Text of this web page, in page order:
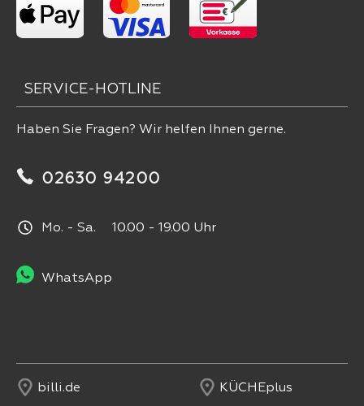
SERVICE-HOTLINE
Haben Sie Fragen? Wir helfen Ihnen gerne.
02630 94200
Mo. - Sa. 10.00 - 19.00 Uhr
WhatsApp
billi.de KÜCHEplus